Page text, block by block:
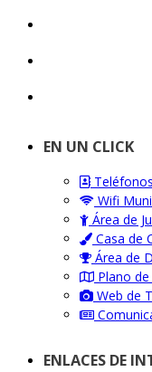
EN UN CLICK
Wifi
Área de
Casa de
Área de
Plano
Web de
ENLACES DE